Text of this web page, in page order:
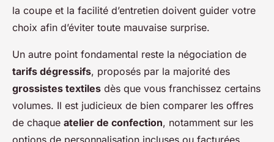
la coupe et la facilité d’entretien doivent guider votre
choix afin d’éviter toute mauvaise surprise.
Un autre point fondamental reste la négociation de
tarifs dégressifs, proposés par la majorité des
grossistes textiles dès que vous franchissez certains
volumes. Il est judicieux de bien comparer les offres
de chaque atelier de confection, notamment sur les
options de personnalisation incluses ou facturées